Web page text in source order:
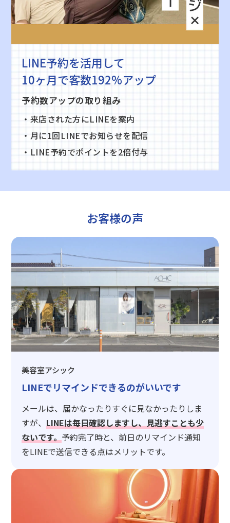
LINE予約を活用して
10ヶ月で客数192%アップ
予約数アップの取り組み
・来店された方にLINEを案内
・月に1回LINEでお知らせを配信
・LINE予約でポイントを2倍付与
お客様の声
美容室アシック
LINEでリマインドできるのがいいです
メールは、届かなったりすぐに見なかったりしま
すが、 LINEは毎日確認しますし、見逃すことも少
ないです。 予約完了時と、前日のリマインド通知
をLINEで送信できる点はメリットです。